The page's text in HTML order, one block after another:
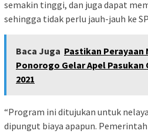
semakin tinggi, dan juga dapat
sehingga tidak perlu jauh-jauh ke
Baca Juga Pastikan Perayaan
Ponorogo Gelar Apel Pasukan
2021
“Program ini ditujukan untuk
dipungut biaya apapun.